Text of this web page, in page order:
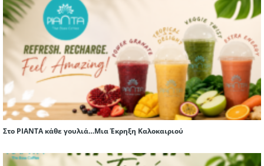
Στο PIANTA κάθε γουλιά…Μια Έκρηξη Καλοκαιριού